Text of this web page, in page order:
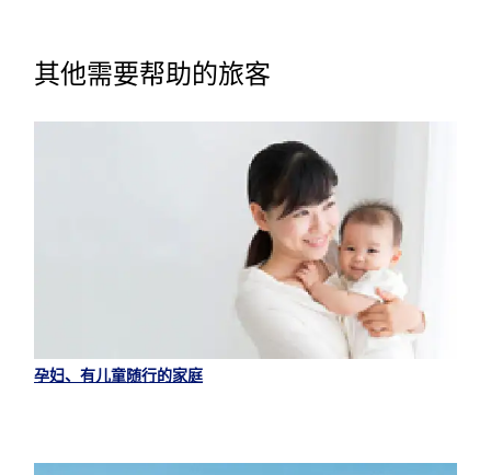
其他需要帮助的旅客
孕妇、有儿童随行的家庭